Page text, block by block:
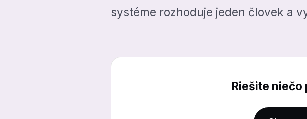
systéme rozhoduje jeden človek a
Riešite niečo